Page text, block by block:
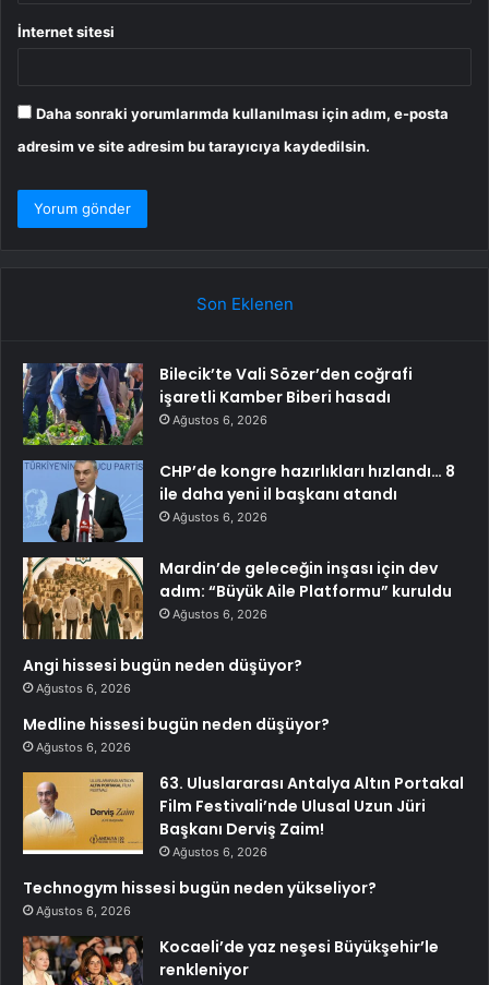
İnternet sitesi
Daha sonraki yorumlarımda kullanılması için adım, e-posta
adresim ve site adresim bu tarayıcıya kaydedilsin.
Son Eklenen
Bilecik’te Vali Sözer’den coğrafi
işaretli Kamber Biberi hasadı
Ağustos 6, 2026
CHP’de kongre hazırlıkları hızlandı… 8
ile daha yeni il başkanı atandı
Ağustos 6, 2026
Mardin’de geleceğin inşası için dev
adım: “Büyük Aile Platformu” kuruldu
Ağustos 6, 2026
Angi hissesi bugün neden düşüyor?
Ağustos 6, 2026
Medline hissesi bugün neden düşüyor?
Ağustos 6, 2026
63. Uluslararası Antalya Altın Portakal
Film Festivali’nde Ulusal Uzun Jüri
Başkanı Derviş Zaim!
Ağustos 6, 2026
Technogym hissesi bugün neden yükseliyor?
Ağustos 6, 2026
Kocaeli’de yaz neşesi Büyükşehir’le
renkleniyor